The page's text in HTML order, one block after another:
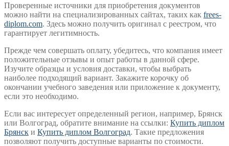
Проверенные источники для приобретения документов
можно найти на специализированных сайтах, таких как frees-
diplom.com. Здесь можно получить оригинал с реестром, что
гарантирует легитимность.
Прежде чем совершать оплату, убедитесь, что компания имеет
положительные отзывы и опыт работы в данной сфере.
Изучите образцы и условия доставки, чтобы выбрать
наиболее подходящий вариант. Закажите корочку об
окончании учебного заведения или приложение к документу,
если это необходимо.
Если вас интересует определенный регион, например, Брянск
или Волгоград, обратите внимание на ссылки: Купить диплом
Брянск и Купить диплом Волгоград. Такие предложения
позволяют получить доступные варианты по стоимости.